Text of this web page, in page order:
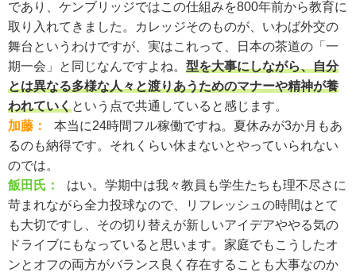
であり、ケンブリッジではこの仕組みを800年前から教育に
取り入れてきました。カレッジそのものが、いわば外交の
舞台というわけですが、実はこれって、日本の茶道の「一
期一会」と同じなんですよね。 型を大事にしながら、自分
とは異なる多様な人々と渡りあうためのマナーや精神が養
われていくという点で共通していると感じます。
加藤：
本当に24時間フル稼働ですね。夏休みが3か月もあ
るのも納得です。それくらい休まないとやっていられない
のでは。
飯田氏：
はい。学期中は我々教員も学生たちも理不尽さに
苛まれながら全力投球なので、リフレッシュの時間はとて
も大切ですし、その切り替えが新しいアイデアややる気の
ドライブにもなっていると思います。家庭でもこうしたオ
ンとオフの両方がバランス良く存在することも大事なのか